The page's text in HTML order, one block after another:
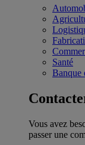
Santé
Banque
Vous avez
passer une